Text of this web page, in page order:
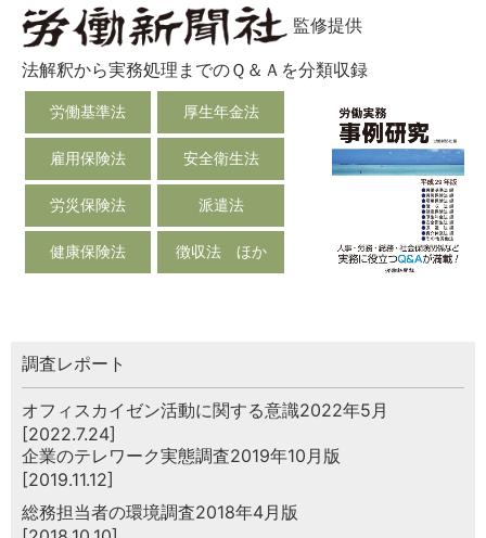
総務の給湯室
秘書のノウハウ
次へ
監修提供
法解釈から実務処理までのＱ＆Ａを分類収録
労働基準法 厚生年金法
雇用保険法 安全衛生法
労災保険法 派遣法
健康保険法 徴収法 ほか
調査レポート
オフィスカイゼン活動に関する意識2022年5月
[2022.7.24]
企業のテレワーク実態調査2019年10月版
[2019.11.12]
総務担当者の環境調査2018年4月版